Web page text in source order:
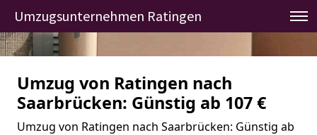
Umzugsunternehmen Ratingen
Umzug von Ratingen nach
Saarbrücken: Günstig ab 107 €
Umzug von Ratingen nach Saarbrücken: Günstig ab